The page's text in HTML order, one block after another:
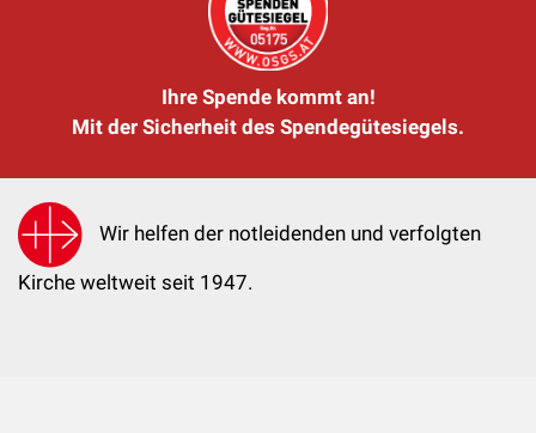
Ihre Spende kommt an!
Mit der Sicherheit des Spendegütesiegels.
Wir helfen der notleidenden und verfolgten
Kirche weltweit seit 1947.